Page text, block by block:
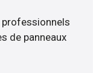
de panneaux